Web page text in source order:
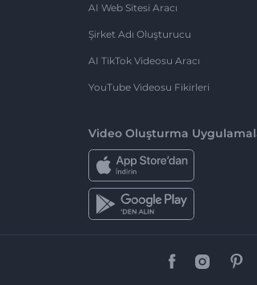
AI Web Sitesi Aracı
Şirket Adı Oluşturucu
AI TikTok Videosu Aracı
YouTube Videosu Fikirleri
Video Oluşturma